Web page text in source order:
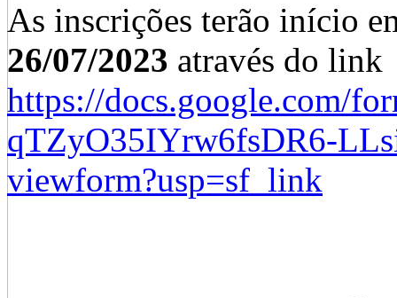
As inscrições terão início
26/07/2023 através do link
https://docs.google.com/
qTZyO35IYrw6fsDR6-
viewform?usp=sf_link